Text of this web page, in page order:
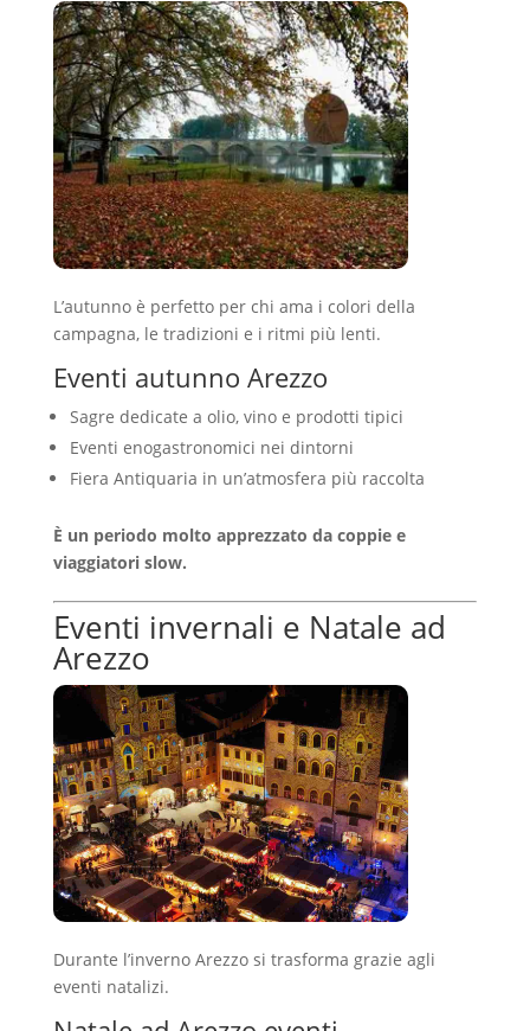
L’autunno è perfetto per chi ama i colori della
campagna, le tradizioni e i ritmi più lenti.
Eventi autunno Arezzo
Sagre dedicate a olio, vino e prodotti tipici
Eventi enogastronomici nei dintorni
Fiera Antiquaria in un’atmosfera più raccolta
È un periodo molto apprezzato da coppie e
viaggiatori slow.
Eventi invernali e Natale ad
Arezzo
Durante l’inverno Arezzo si trasforma grazie agli
eventi natalizi.